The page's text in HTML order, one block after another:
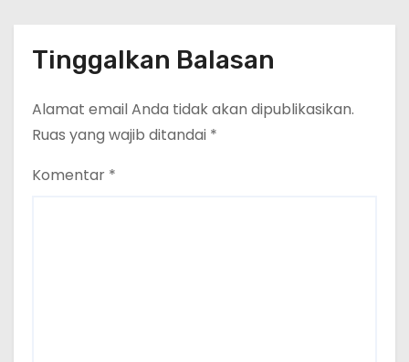
Tinggalkan Balasan
Alamat email Anda tidak akan dipublikasikan.
Ruas yang wajib ditandai *
Komentar *